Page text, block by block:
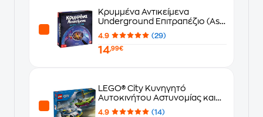
Κρυμμένα Αντικείμενα
Underground Επιτραπέζιο (As
Company)
4.9 (29)
14,99€
LEGO® City Κυνηγητό
Αυτοκινήτου Αστυνομίας και
Muscle Car (60415)
4.9 (14)